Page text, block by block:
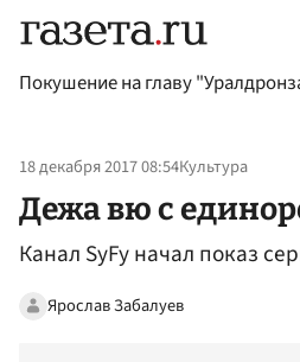
Покушение на главу
18 декабря 2017 08:54Культура
Дежа вю с
Канал SyFy начал показ
Ярослав Забалуев